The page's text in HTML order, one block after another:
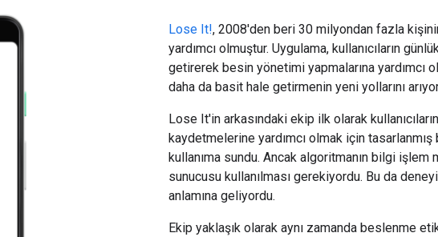
Lose It!, 2008'den beri 30 milyondan fazla
yardımcı olmuştur. Uygulama, kullanıcıların
getirerek besin yönetimi yapmalarına yardımcı
daha da basit hale getirmenin yeni yollarını
Lose It'in arkasındaki ekip ilk olarak
kaydetmelerine yardımcı olmak için
kullanıma sundu. Ancak algoritmanın bilgi
sunucusu kullanılması gerekiyordu. Bu da
anlamına geliyordu.
Ekip yaklaşık olarak aynı zamanda beslenme